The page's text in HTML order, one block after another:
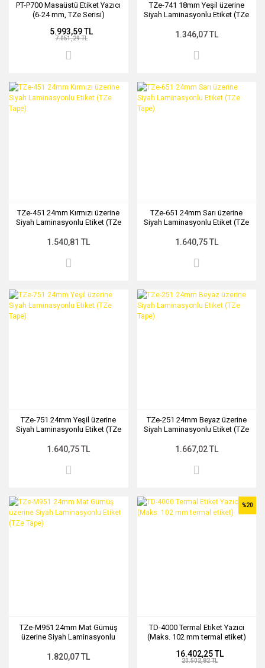
PT-P700 Masaüstü Etiket Yazıcı
(6-24 mm, TZe Serisi)
5.993,59 TL
7.051,29 TL
TZe-741 18mm Yeşil üzerine
Siyah Laminasyonlu Etiket (TZe
1.346,07 TL
TZe-451 24mm Kırmızı üzerine
Siyah Laminasyonlu Etiket (TZe
1.540,81 TL
TZe-651 24mm Sarı üzerine
Siyah Laminasyonlu Etiket (TZe
1.640,75 TL
TZe-751 24mm Yeşil üzerine
Siyah Laminasyonlu Etiket (TZe
1.640,75 TL
TZe-251 24mm Beyaz üzerine
Siyah Laminasyonlu Etiket (TZe
1.667,02 TL
TZe-M951 24mm Mat Gümüş
üzerine Siyah Laminasyonlu
1.820,07 TL
TD-4000 Termal Etiket Yazıcı
(Maks. 102 mm termal etiket)
%20
16.402,25 TL
20.502,82 TL